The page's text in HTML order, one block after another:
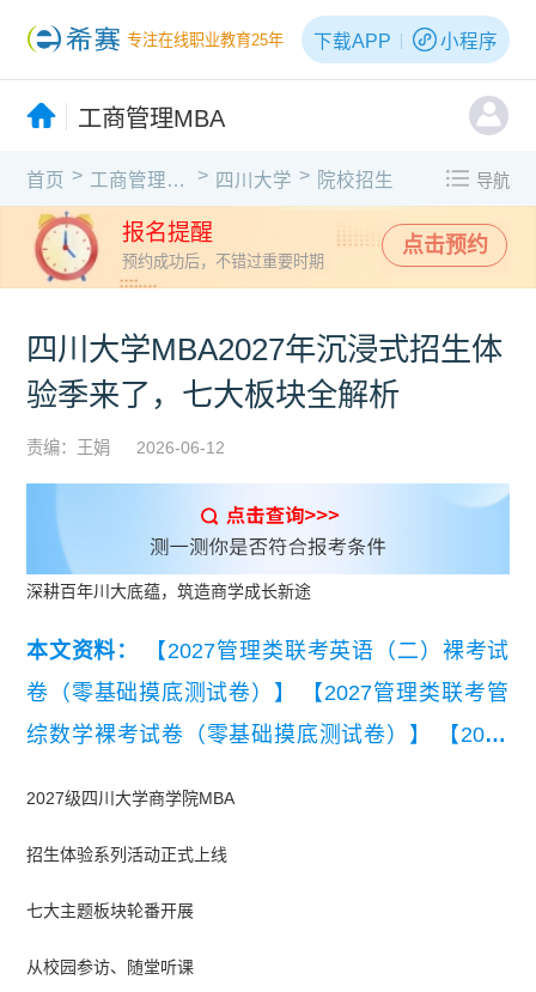
专注在线职业教育25年 下载APP 小程序
工商管理MBA
首页 > 工商管理MBA > 四川大学 > 院校招生 导航
报名提醒
预约成功后，不错过重要时期
点击预约
四川大学MBA2027年沉浸式招生体
验季来了，七大板块全解析
责编：王娟 2026-06-12
深耕百年川大底蕴，筑造商学成长新途
本文资料：
【2027管理类联考英语（二）裸考试
卷（零基础摸底测试卷）】
【2027管理类联考管
综数学裸考试卷（零基础摸底测试卷）】
【2027
底测试卷）】 【2027MBA管综数学裸考试卷（零
基础摸底测试卷）】
2027级四川大学商学院MBA
招生体验系列活动正式上线
七大主题板块轮番开展
从校园参访、随堂听课